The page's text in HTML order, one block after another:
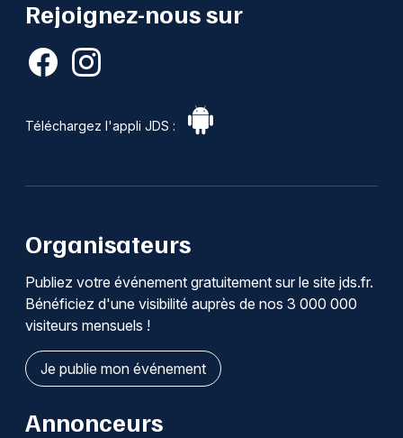
Rejoignez-nous sur
Téléchargez l'appli JDS :
Organisateurs
Publiez votre événement gratuitement sur le site jds.fr.
Bénéficiez d'une visibilité auprès de nos 3 000 000
visiteurs mensuels !
Je publie mon événement
Annonceurs